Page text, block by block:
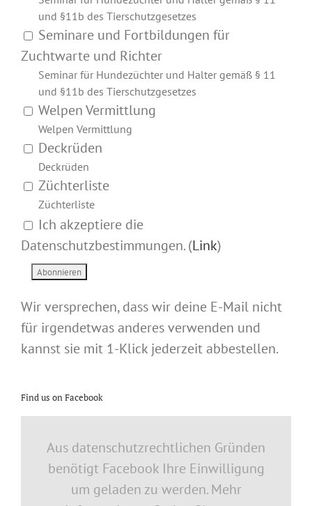
und §11b des Tierschutzgesetzes
Seminare und Fortbildungen für
Zuchtwarte und Richter
Seminar für Hundezüchter und Halter gemäß § 11
und §11b des Tierschutzgesetzes
Welpen Vermittlung
Welpen Vermittlung
Deckrüden
Deckrüden
Züchterliste
Züchterliste
Ich akzeptiere die
Datenschutzbestimmungen. (Link)
Wir versprechen, dass wir deine E-Mail nicht
für irgendetwas anderes verwenden und
kannst sie mit 1-Klick jederzeit abbestellen.
Find us on Facebook
Aus datenschutzrechtlichen Gründen
benötigt Facebook Ihre Einwilligung
um geladen zu werden. Mehr